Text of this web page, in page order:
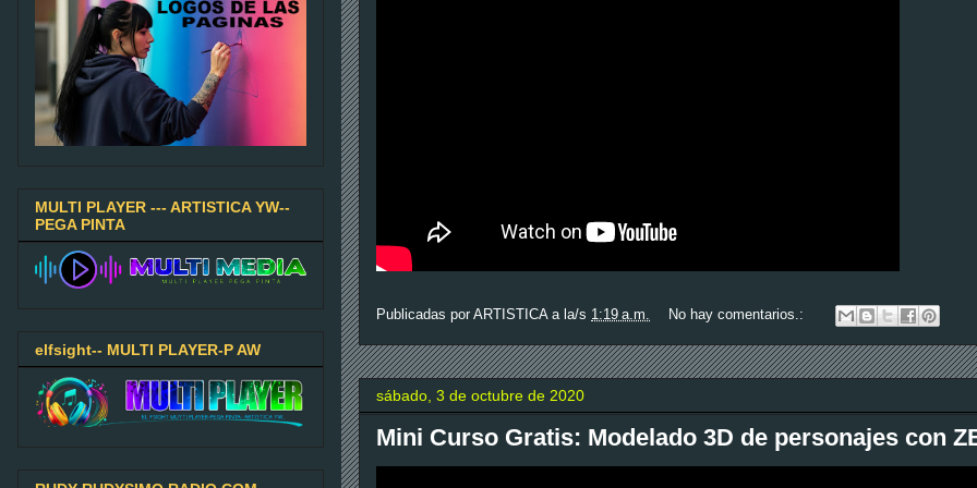
Publicadas por ARTISTICA a la/s 1:19 a.m. No hay comentarios.:
sábado, 3 de octubre de 2020
Mini Curso Gratis: Modelado 3D de personajes con
MULTI PLAYER --- ARTISTICA YW--
PEGA PINTA
elfsight-- MULTI PLAYER-P AW